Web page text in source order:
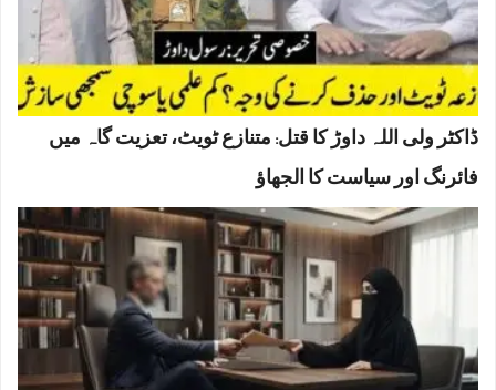
ڈاکٹر ولی اللہ داوڑ کا قتل: متنازع ٹویٹ، تعزیت گاہ میں
فائرنگ اور سیاست کا الجھاؤ